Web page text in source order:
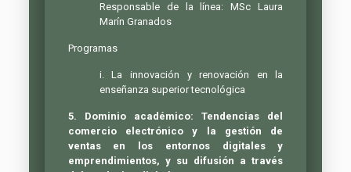
Responsable de la línea: MSc Laura
Marín Granados
Programas
i. La innovación y renovación en la
enseñanza superior tecnológica
5. Dominio académico: Tendencias del
comercio electrónico y la gestión de
ventas en los entornos digitales y
emprendimientos, y su difusión a través